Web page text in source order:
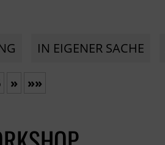
IN EIGENER SACHE
» »»